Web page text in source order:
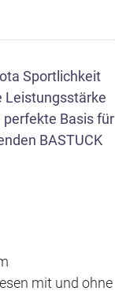
Sportlichkeit
Leistungsstärke
Basis für
BASTUCK
mit und ohne